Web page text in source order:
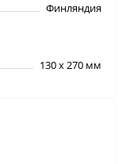
Финляндия
130 х 270 мм